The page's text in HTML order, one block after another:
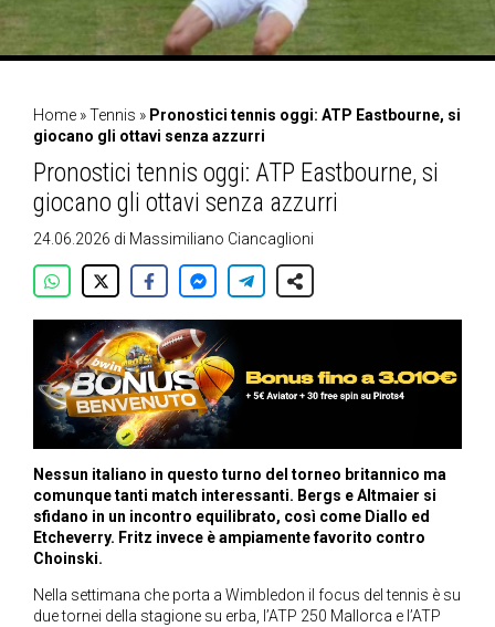
Home »Tennis » Pronostici tennis oggi: ATP Eastbourne, si
giocano gli ottavi senza azzurri
Pronostici tennis oggi: ATP Eastbourne, si
giocano gli ottavi senza azzurri
24.06.2026 di Massimiliano Ciancaglioni
Nessun italiano in questo turno del torneo britannico ma
comunque tanti match interessanti. Bergs e Altmaier si
sfidano in un incontro equilibrato, così come Diallo ed
Etcheverry. Fritz invece è ampiamente favorito contro
Choinski.
Nella settimana che porta a Wimbledon il focus del tennis è su
due tornei della stagione su erba, l’ATP 250 Mallorca e l’ATP